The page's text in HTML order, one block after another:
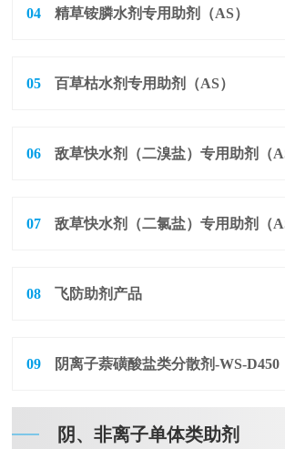
04 精草铵膦水剂专用助剂（AS）
05 百草枯水剂专用助剂（AS）
06 敌草快水剂（二溴盐）专用助剂（
07 敌草快水剂（二氯盐）专用助剂（
08 飞防助剂产品
09 阴离子萘磺酸盐类分散剂-WS-D450
阴、非离子单体类助剂